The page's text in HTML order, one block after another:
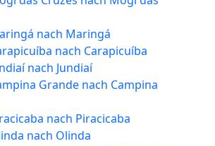
nach Maringá
nach Carapicuíba
nach Jundiaí
Grande nach Campina
nach Piracicaba
nach Olinda